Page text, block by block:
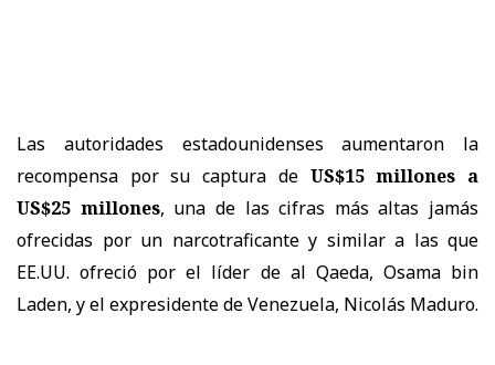
Las autoridades estadounidenses aumentaron la
recompensa por su captura de US$15 millones a
US$25 millones, una de las cifras más altas jamás
ofrecidas por un narcotraficante y similar a las que
EE.UU. ofreció por el líder de al Qaeda, Osama bin
Laden, y el expresidente de Venezuela, Nicolás Maduro.